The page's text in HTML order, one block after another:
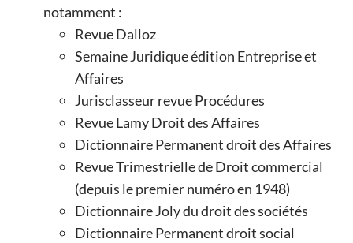
notamment :
Revue Dalloz
Semaine Juridique édition Entreprise et
Affaires
Jurisclasseur revue Procédures
Revue Lamy Droit des Affaires
Dictionnaire Permanent droit des Affaires
Revue Trimestrielle de Droit commercial
(depuis le premier numéro en 1948)
Dictionnaire Joly du droit des sociétés
Dictionnaire Permanent droit social